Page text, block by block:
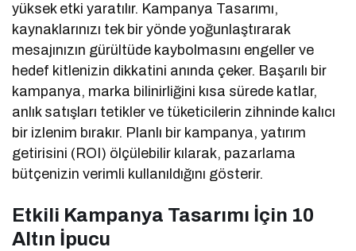
yüksek etki yaratılır. Kampanya Tasarımı,
kaynaklarınızı tek bir yönde yoğunlaştırarak
mesajınızın gürültüde kaybolmasını engeller ve
hedef kitlenizin dikkatini anında çeker. Başarılı bir
kampanya, marka bilinirliğini kısa sürede katlar,
anlık satışları tetikler ve tüketicilerin zihninde kalıcı
bir izlenim bırakır. Planlı bir kampanya, yatırım
getirisini (ROI) ölçülebilir kılarak, pazarlama
bütçenizin verimli kullanıldığını gösterir.
Etkili Kampanya Tasarımı İçin 10
Altın İpucu